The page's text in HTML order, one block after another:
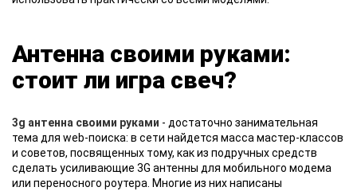
Антенна своими руками:
стоит ли игра свеч?
3g антенна своими руками - достаточно занимательная
тема для web-поиска: в сети найдется масса мастер-классов
и советов, посвященных тому, как из подручных средств
сделать усиливающие 3G антенны для мобильного модема
или переносного роутера. Многие из них написаны